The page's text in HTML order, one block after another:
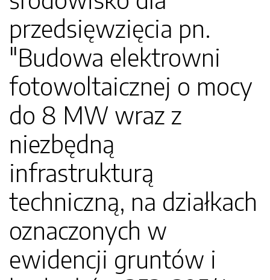
przedsięwzięcia pn.
"Budowa elektrowni
fotowoltaicznej o mocy
do 8 MW wraz z
niezbędną
infrastrukturą
techniczną, na działkach
oznaczonych w
ewidencji gruntów i